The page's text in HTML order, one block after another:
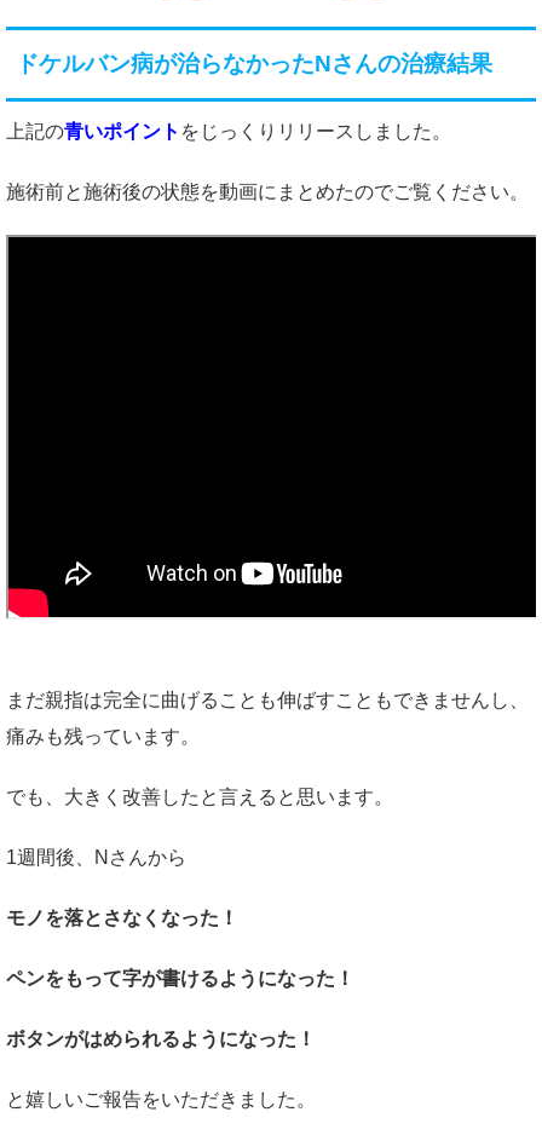
ドケルバン病が治らなかったNさんの治療結果
上記の青いポイント をじっくりリリースしました。
施術前と施術後の状態を動画にまとめたのでご覧ください。
まだ親指は完全に曲げることも伸ばすこともできませんし、
痛みも残っています。
でも、大きく改善したと言えると思います。
1週間後、Nさんから
モノを落とさなくなった！
ペンをもって字が書けるようになった！
ボタンがはめられるようになった！
と嬉しいご報告をいただきました。